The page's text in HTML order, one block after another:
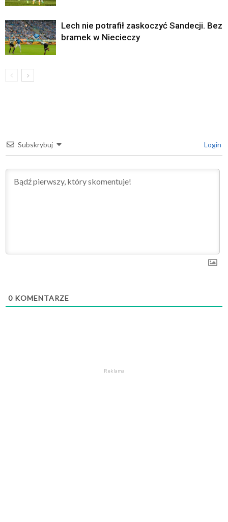
Lech nie potrafił zaskoczyć Sandecji. Bez
bramek w Niecieczy
Subskrybuj Login
0 KOMENTARZE
Reklama